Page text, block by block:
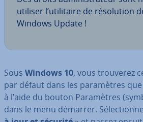
utiliser l’uti­li­taire de ré­so­lu­tion
Windows Update !
Sous Windows 10, vous trouverez
par défaut dans les pa­ra­mètres
à l’aide du bouton Pa­ra­mètres
dans le menu démarrer.